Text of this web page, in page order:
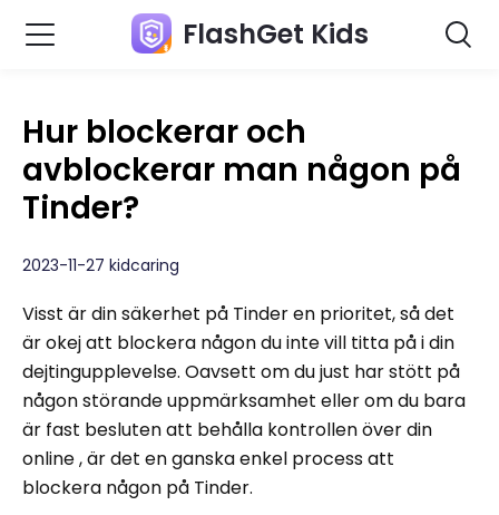
FlashGet Kids
Hur blockerar och
avblockerar man någon på
Tinder?
2023-11-27 kidcaring
Visst är din säkerhet på Tinder en prioritet, så det
är okej att blockera någon du inte vill titta på i din
dejtingupplevelse. Oavsett om du just har stött på
någon störande uppmärksamhet eller om du bara
är fast besluten att behålla kontrollen över din
online , är det en ganska enkel process att
blockera någon på Tinder.